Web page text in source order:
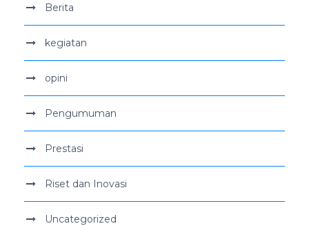
Berita
kegiatan
opini
Pengumuman
Prestasi
Riset dan Inovasi
Uncategorized